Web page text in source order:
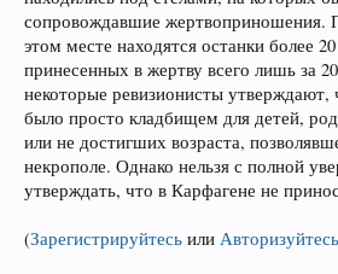
сопровождавшие жертвоприношения.
этом месте находятся останки более
принесенных в жертву всего лишь за
некоторые ревизионисты утверждают,
было просто кладбищем для детей,
или не достигших возраста,
некрополе. Однако нельзя с полной
утверждать, что в Карфагене не
(Зарегистрируйтесь или Авторизуйтесь